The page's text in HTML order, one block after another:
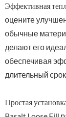
Эффективная
оцените
обычные
делают его
обеспечивая
длительный
Простая